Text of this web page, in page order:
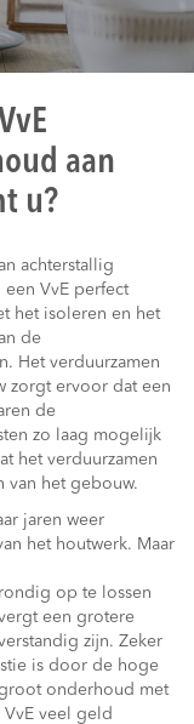
aan
u?
achterstallig
VvE perfect
het isoleren en het
de
Het verduurzamen
zorgt ervoor dat een
de
zo laag mogelijk
het verduurzamen
van het gebouw.
jaren weer
het houtwerk. Maar
op te lossen
een grotere
zijn. Zeker
is door de hoge
onderhoud met
VvE veel geld